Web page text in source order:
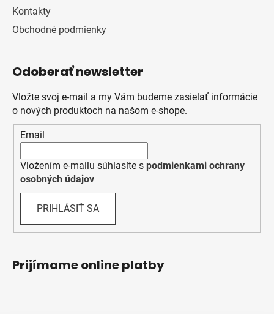
Kontakty
Obchodné podmienky
Odoberať newsletter
Vložte svoj e-mail a my Vám budeme zasielať informácie
o nových produktoch na našom e-shope.
Email
Vložením e-mailu súhlasíte s podmienkami ochrany
osobných údajov
PRIHLÁSIŤ SA
Prijímame online platby